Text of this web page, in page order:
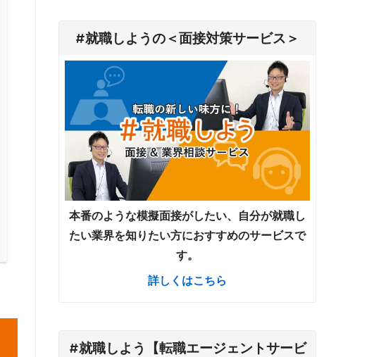
#就職しようの＜面接対策サービス＞
本番のような模擬面接がしたい、自分が就職し
たい業界を知りたい方におすすめのサービスで
す。
詳しくはこちら
#就職しよう【転職エージェントサービ